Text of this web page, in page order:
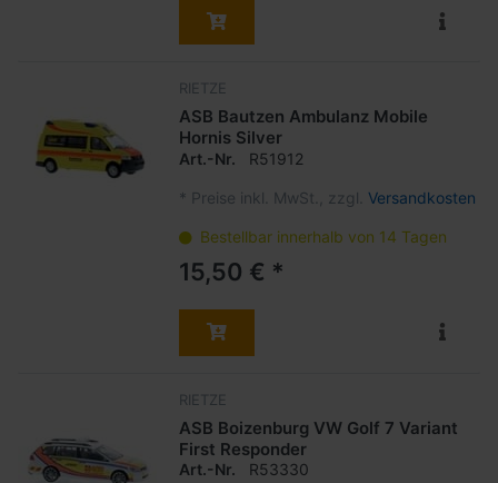
RIETZE
ASB Bautzen Ambulanz Mobile
Hornis Silver
Art.-Nr. R51912
* Preise inkl. MwSt., zzgl. Versandkosten
Bestellbar innerhalb von 14 Tagen
15,50 € *
RIETZE
ASB Boizenburg VW Golf 7 Variant
First Responder
Art.-Nr. R53330